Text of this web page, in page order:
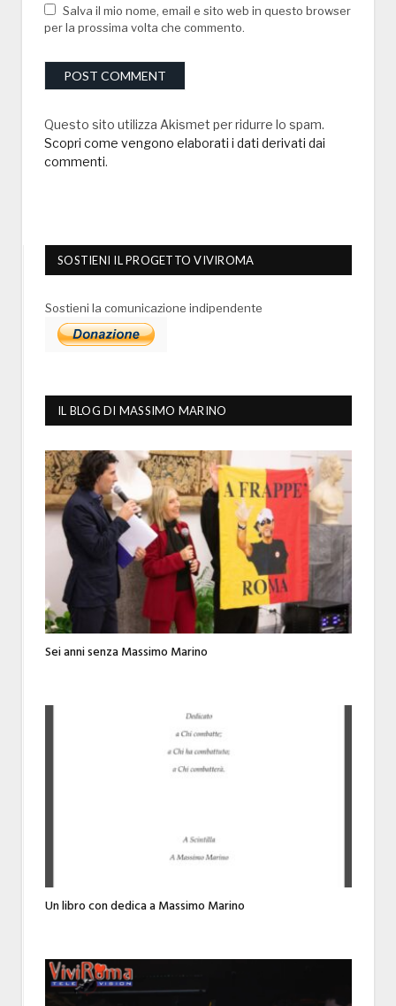
Salva il mio nome, email e sito web in questo browser
per la prossima volta che commento.
Questo sito utilizza Akismet per ridurre lo spam.
Scopri come vengono elaborati i dati derivati dai
commenti.
SOSTIENI IL PROGETTO VIVIROMA
Sostieni la comunicazione indipendente
IL BLOG DI MASSIMO MARINO
Sei anni senza Massimo Marino
Un libro con dedica a Massimo Marino